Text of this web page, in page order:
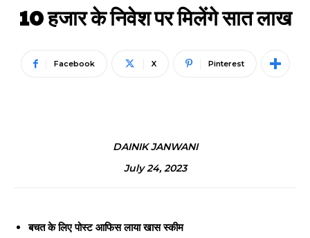
10 हजार के निवेश पर मिलेंगे सात लाख
Facebook X Pinterest
DAINIK JANWANI
July 24, 2023
बचत के लिए पोस्ट आफिस लाया खास स्कीम